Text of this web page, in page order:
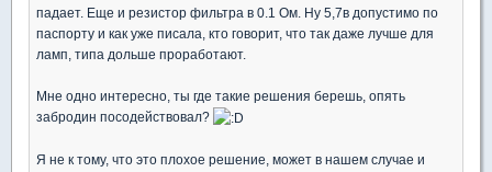
падает. Еще и резистор фильтра в 0.1 Ом. Ну 5,7в допустимо по
паспорту и как уже писала, кто говорит, что так даже лучше для
ламп, типа дольше проработают.
Мне одно интересно, ты где такие решения берешь, опять
забродин посодействовал?
Я не к тому, что это плохое решение, может в нашем случае и